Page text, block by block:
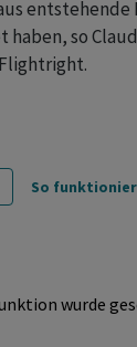
so
So
wurde